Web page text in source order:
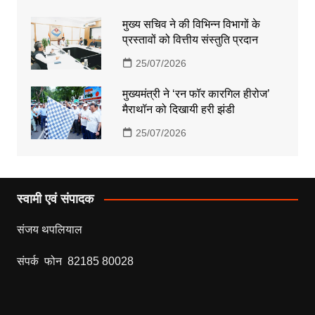
मुख्य सचिव ने की विभिन्न विभागों के
प्रस्तावों को वित्तीय संस्तुति प्रदान
25/07/2026
मुख्यमंत्री ने ‘रन फॉर कारगिल हीरोज’
मैराथॉन को दिखायी हरी झंडी
25/07/2026
स्वामी एवं संपादक
संजय थपलियाल
संपर्क फोन 82185 80028